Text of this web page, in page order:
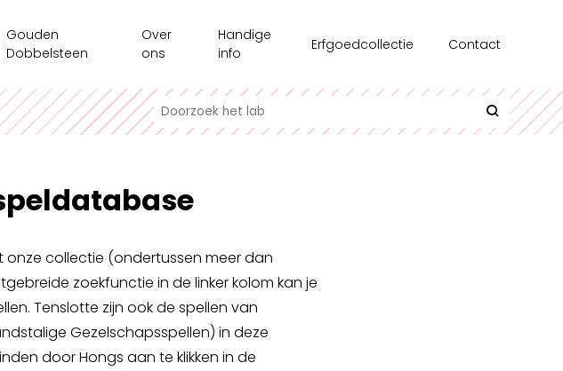
kleuter
lager
Gouden
Dobbelsteen
Over
ons
Geschiedenis
Spel op Maat
Magazine
Handige
info
Recensie-exemplaren
Interessante links
Historische informatie over spellen
Erfgoedcollectie Contact
onze collectie (ondertussen meer dan
zoekfunctie in de linker kolom kan je
Tenslotte zijn ook de spellen van
Gezelschapsspellen) in deze
door Hongs aan te klikken in de